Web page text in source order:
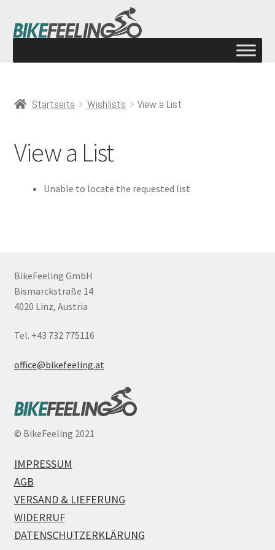
Startseite Wishlists View a List
View a List
Unable to locate the requested list
BikeFeeling GmbH
Bismarckstraße 14
4020 Linz, Austria
Tel. +43 732 775116
office@bikefeeling.at
© BikeFeeling 2021
IMPRESSUM
AGB
VERSAND & LIEFERUNG
WIDERRUF
DATENSCHUTZERKLÄRUNG